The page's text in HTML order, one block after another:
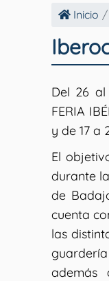
Inicio
Del 26 al
FERIA
y de 17 a
El
durante
de
cuenta
las
además